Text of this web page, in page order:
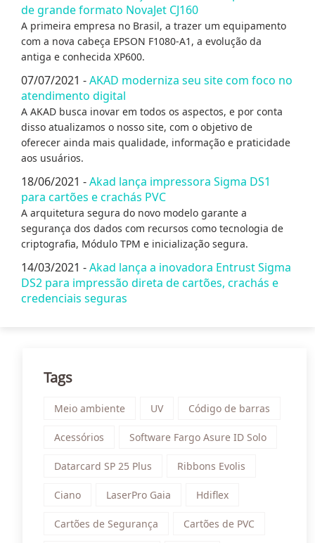
de grande formato NovaJet CJ160
A primeira empresa no Brasil, a trazer um equipamento
com a nova cabeça EPSON F1080-A1, a evolução da
antiga e conhecida XP600.
07/07/2021 -AKAD moderniza seu site com foco no
atendimento digital
A AKAD busca inovar em todos os aspectos, e por conta
disso atualizamos o nosso site, com o objetivo de
oferecer ainda mais qualidade, informação e praticidade
aos usuários.
18/06/2021 -Akad lança impressora Sigma DS1
para cartões e crachás PVC
A arquitetura segura do novo modelo garante a
segurança dos dados com recursos como tecnologia de
criptografia, Módulo TPM e inicialização segura.
14/03/2021 -Akad lança a inovadora Entrust Sigma
DS2 para impressão direta de cartões, crachás e
credenciais seguras
Tags
Meio ambiente UV Código de barras
Acessórios Software Fargo Asure ID Solo
Datarcard SP 25 Plus Ribbons Evolis
Ciano LaserPro Gaia Hdiflex
Cartões de Segurança Cartões de PVC